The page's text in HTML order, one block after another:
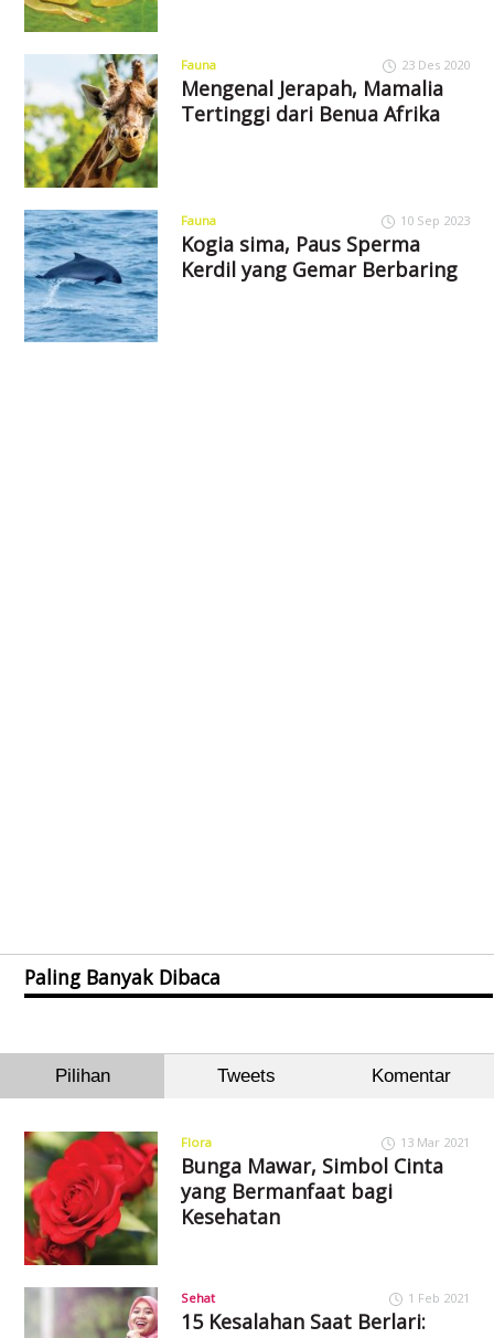
Fauna 23 Des 2020
Mengenal Jerapah, Mamalia
Tertinggi dari Benua Afrika
Fauna 10 Sep 2023
Kogia sima, Paus Sperma
Kerdil yang Gemar Berbaring
Paling Banyak Dibaca
Pilihan Tweets Komentar
Flora 13 Mar 2021
Bunga Mawar, Simbol Cinta
yang Bermanfaat bagi
Kesehatan
Sehat 1 Feb 2021
15 Kesalahan Saat Berlari: